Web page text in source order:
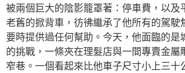
被兩個巨大的陰影籠罩著：停車費，以及
老舊的掀背車，彷彿繼承了他所有的駕駛
要時提供過任何幫助。今天，他面臨的是
的挑戰，一條夾在理髮店與一間專賣金屬
窄巷。一個看起來比他車子尺寸小上三十